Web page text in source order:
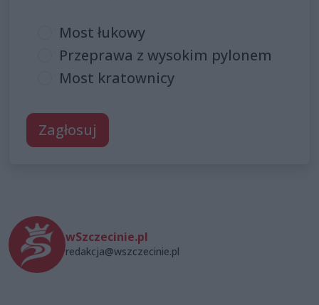
Most łukowy
Przeprawa z wysokim pylonem
Most kratownicy
Zagłosuj
wSzczecinie.pl
redakcja@wszczecinie.pl